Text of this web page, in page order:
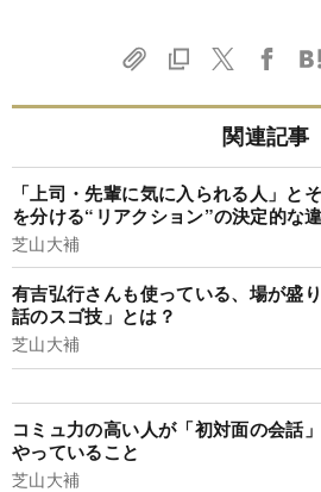
関連記事
「上司・先輩に気に入られる人」と
を分ける“リアクション”の決定的な
芝山大補
有吉弘行さんも使っている、場が盛
話のスゴ技」とは？
芝山大補
コミュ力の高い人が「初対面の会話
やっていること
芝山大補